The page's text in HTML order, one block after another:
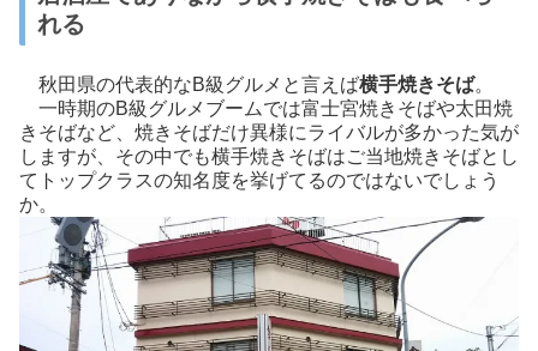
れる
秋田県の代表的なB級グルメと言えば横手焼きそば。
一時期のB級グルメブームでは富士宮焼きそばや太田焼
きそばなど、焼きそばだけ異様にライバルが多かった気が
しますが、その中でも横手焼きそばはご当地焼きそばとし
てトップクラスの知名度を挙げてるのではないでしょう
か。